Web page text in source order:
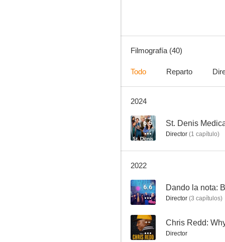
6.4
Pelea de profes
Filmografía (40)
Todo Reparto
2024
6.5 St. Denis
Director (1 capítulo)
2022
6.6 Dando la nota:
Director (3 capítulos)
-- Chris Redd:
Director